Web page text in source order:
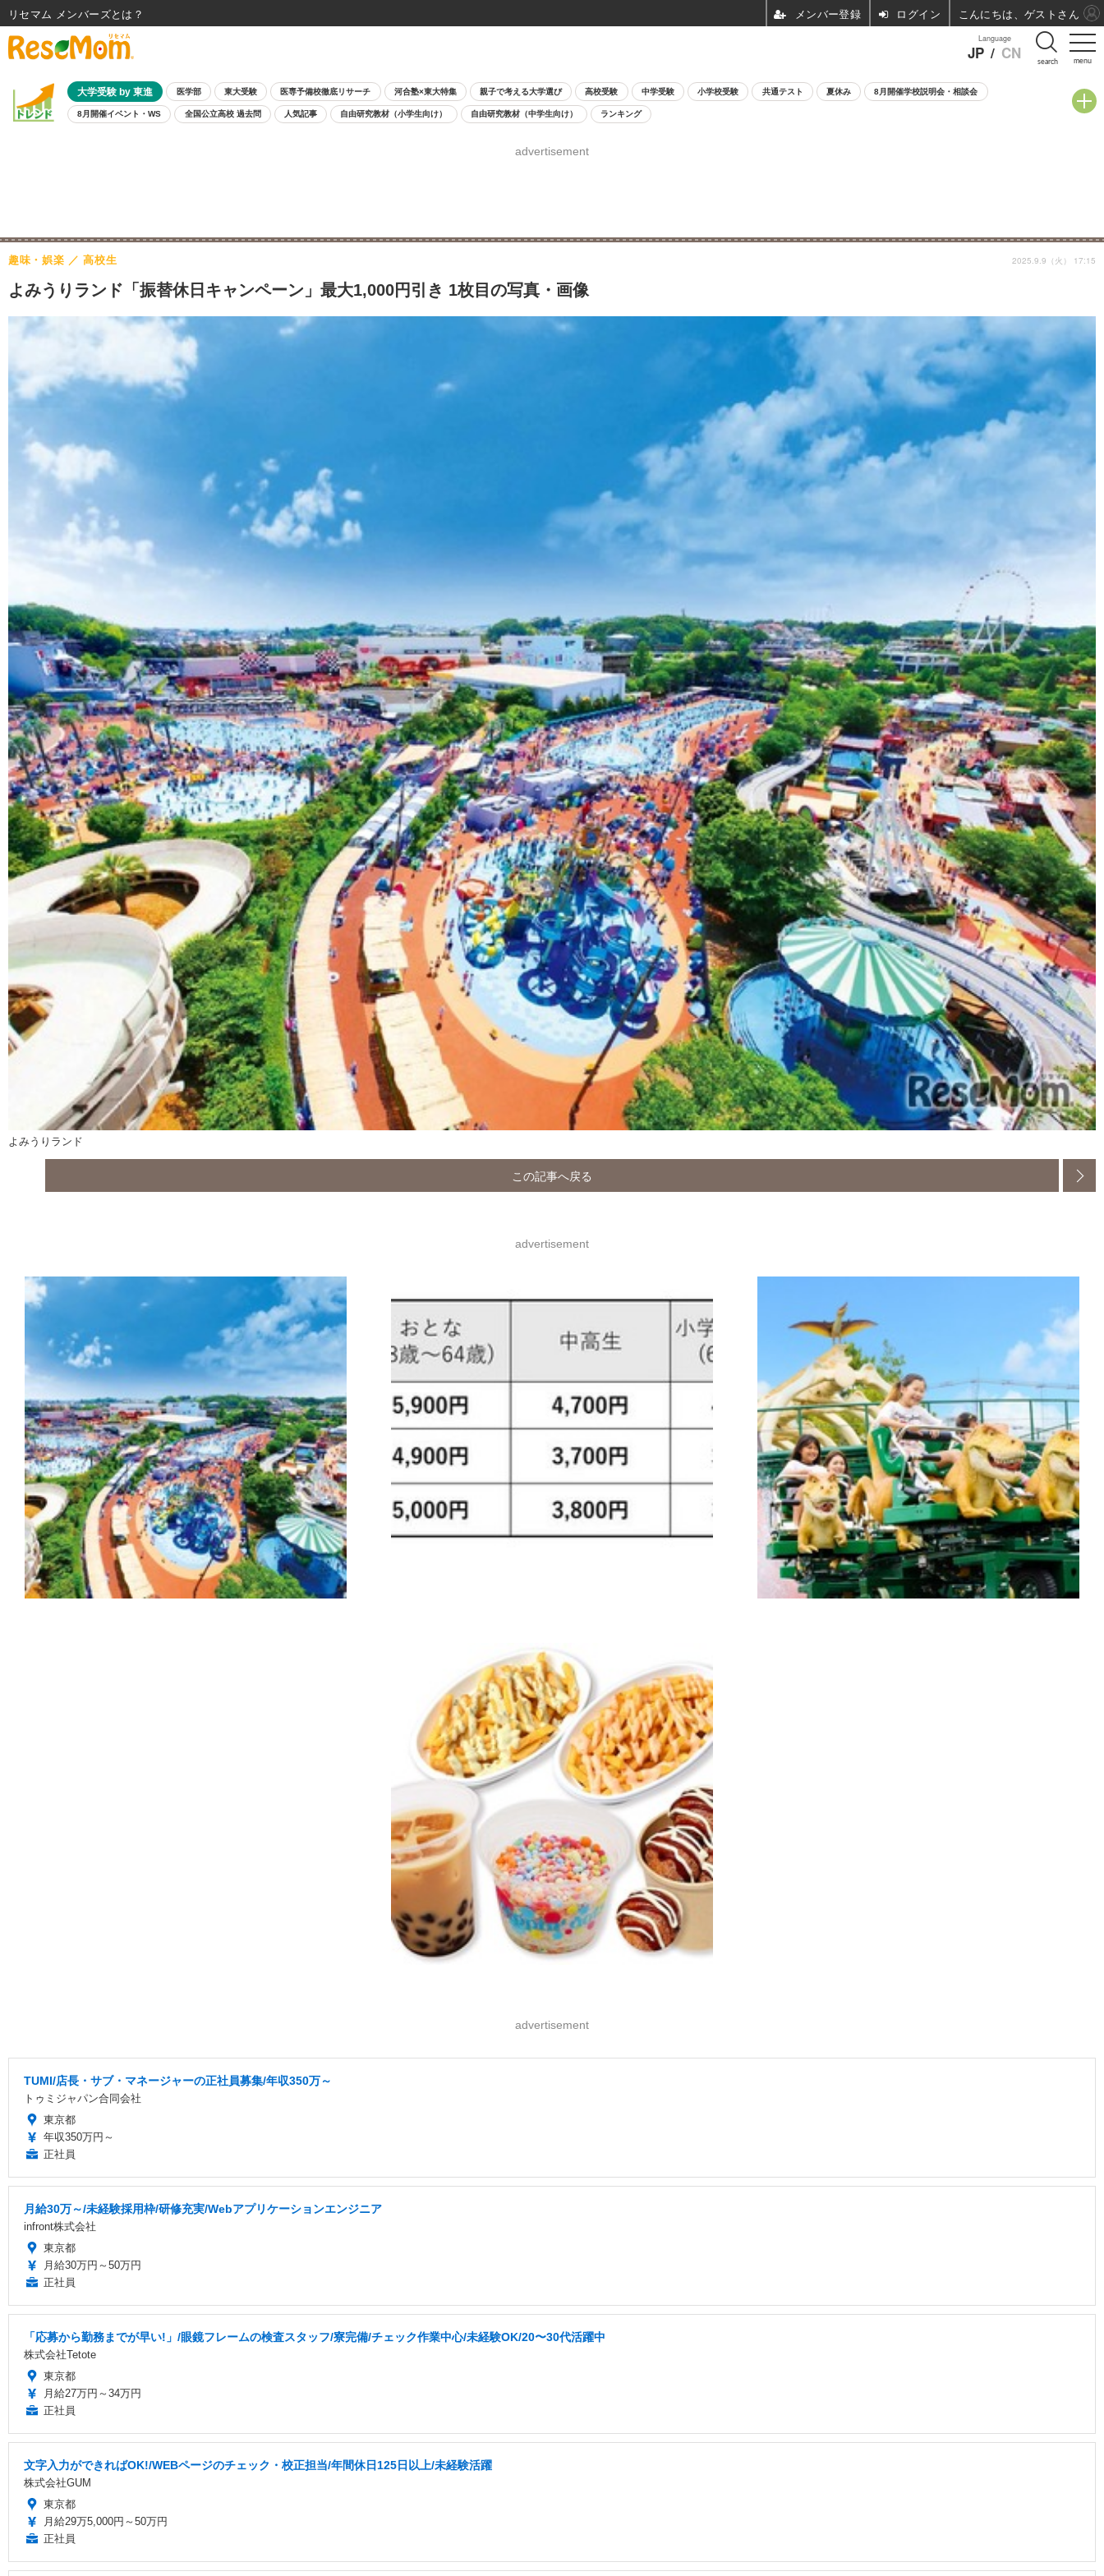
menu
Language
JP / CN search
大学受験 by 東進 医学部 東大受験 医専予備校徹底リサーチ 河合塾×東大特集 親子で考える大学選び 高校受験 中学受験 小学校受験 共通テスト 夏休み 8月開催学校説明会・相談会
8月開催イベント・WS 全国公立高校 過去問 人気記事 自由研究教材（小学生向け） 自由研究教材（中学生向け） ランキング
advertisement
よみうりランド「振替休日キャンペーン」最大1,000円引き 1枚目の写真・画像
趣味・娯楽 高校生 2025.9.9（火） 17:15
よみうりランド
この記事へ戻る
advertisement
advertisement
TUMI/店長・サブ・マネージャーの正社員募集/年収350万～
トゥミジャパン合同会社
東京都
年収350万円～
正社員
月給30万～/未経験採用枠/研修充実/Webアプリケーションエンジニア
infront株式会社
東京都
月給30万円～50万円
正社員
「応募から勤務までが早い!」/眼鏡フレームの検査スタッフ/寮完備/チェック作業中心/未経験OK/20〜30代活躍中
株式会社Tetote
東京都
月給27万円～34万円
正社員
文字入力ができればOK!/WEBページのチェック・校正担当/年間休日125日以上/未経験活躍
株式会社GUM
東京都
月給29万5,000円～50万円
正社員
リセマム メンバーズ ログイン こんにちは、ゲストさん